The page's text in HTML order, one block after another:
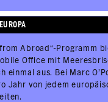
Abroad“-Programm
Office mit
einmal aus. Bei Marc
Jahr von jedem